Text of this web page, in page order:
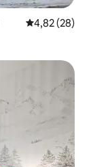
4,82 (28)